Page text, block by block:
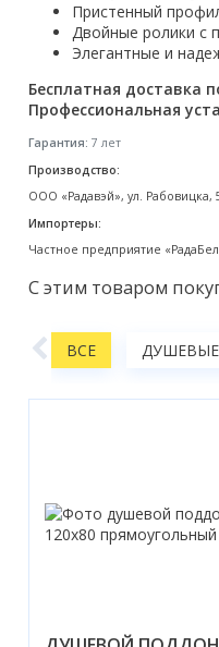
Готовые кухни
Пристенный
Двойные ролики с
Элегантные и
Бесплатная доставка
Профессиональная
Гарантия: 7 лет
Производство:
ООО «Радавэй», ул. Рабовицка,
Импортеры:
Частное предприятие
С этим товаром
ВСЕ